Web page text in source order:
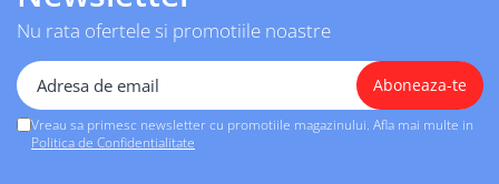
Nu rata ofertele si promotiile noastre
Vreau sa primesc newsletter cu promotiile magazinului. Afla mai multe in
Politica de Confidentialitate